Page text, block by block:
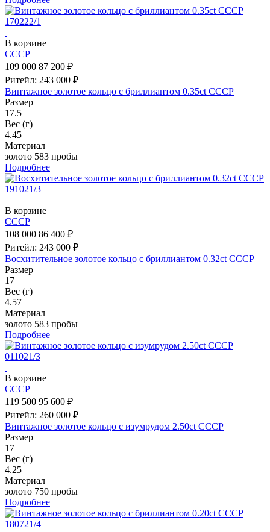
В корзине
СССР
109 000 87 200 ₽
Ритейл: 243 000 ₽
Винтажное золотое кольцо с бриллиантом 0.35ct СССР
Размер
17.5
Вес (г)
4.45
Материал
золото 583 пробы
Подробнее
В корзине
СССР
108 000 86 400 ₽
Ритейл: 243 000 ₽
Восхитительное золотое кольцо с бриллиантом 0.32ct СССР
Размер
17
Вес (г)
4.57
Материал
золото 583 пробы
Подробнее
В корзине
СССР
119 500 95 600 ₽
Ритейл: 260 000 ₽
Винтажное золотое кольцо с изумрудом 2.50ct СССР
Размер
17
Вес (г)
4.25
Материал
золото 750 пробы
Подробнее